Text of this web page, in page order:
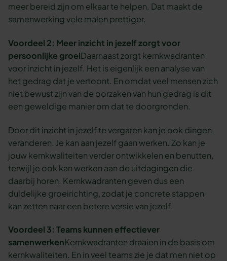
meer bereid zijn om elkaar te helpen. Dat maakt de
samenwerking vele malen prettiger.
Voordeel 2: Meer inzicht in jezelf zorgt voor
persoonlijke groeiDaarnaast zorgt kernkwadranten
voor inzicht in jezelf. Het is eigenlijk een analyse van
het gedrag dat je vertoont. En omdat veel mensen zich
niet bewust zijn van de oorzaken van hun gedrag is dit
een geweldige manier om dat te doorgronden.
Door dit inzicht in jezelf te vergaren kan je ook dingen
veranderen. Je kan aan jezelf gaan werken. Zo kan je
jouw kernkwaliteiten verder ontwikkelen en benutten,
terwijl je ook kan werken aan de uitdagingen die
daarbij horen. Kernkwadranten geven dus een
duidelijke groeirichting, zodat je concrete stappen
kan zetten naar een betere versie van jezelf.
Voordeel 3: Teams kunnen effectiever
samenwerkenKernkwadranten draaien in de basis om
kernkwaliteiten. En in veel teams zie je dat men niet op